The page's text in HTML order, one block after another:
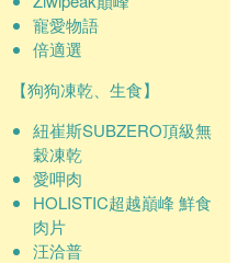
寵愛物語
倍適選
【狗狗凍乾、生食】
紐崔斯SUBZERO頂級無
穀凍乾
愛呷肉
HOLISTIC超越巔峰 鮮食
肉片
汪洽普